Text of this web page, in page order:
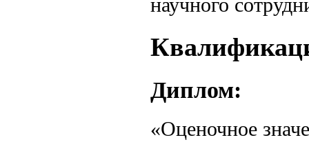
научного
Диплом:
«Оценочное